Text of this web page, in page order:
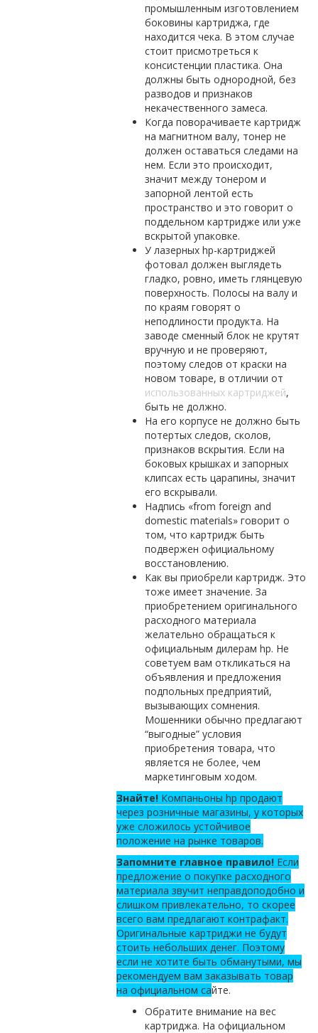
промышленным изготовлением
боковины картриджа, где
находится чека. В этом случае
стоит присмотреться к
консистенции пластика. Она
должны быть однородной, без
разводов и признаков
некачественного замеса.
Когда поворачиваете картридж
на магнитном валу, тонер не
должен оставаться следами на
нем. Если это происходит,
значит между тонером и
запорной лентой есть
пространство и это говорит о
поддельном картридже или уже
вскрытой упаковке.
У лазерных hp-картриджей
фотовал должен выглядеть
гладко, ровно, иметь глянцевую
поверхность. Полосы на валу и
по краям говорят о
неподлиности продукта. На
заводе сменный блок не крутят
вручную и не проверяют,
поэтому следов от краски на
новом товаре, в отличии от
использованных картриджей,
быть не должно.
На его корпусе не должно быть
потертых следов, сколов,
признаков вскрытия. Если на
боковых крышках и запорных
клипсах есть царапины, значит
его вскрывали.
Надпись «from foreign and
domestic materials» говорит о
том, что картридж быть
подвержен официальному
восстановлению.
Как вы приобрели картридж. Это
тоже имеет значение. За
приобретением оригинального
расходного материала
желательно обращаться к
официальным дилерам hp. Не
советуем вам откликаться на
объявления и предложения
подпольных предприятий,
вызывающих сомнения.
Мошенники обычно предлагают
“выгодные” условия
приобретения товара, что
является не более, чем
маркетинговым ходом.
Знайте! Компаньоны hp продают
через розничные магазины, у которых
уже сложилось устойчивое
положение на рынке товаров.
Запомните главное правило! Если
предложение о покупке расходного
материала звучит неправдоподобно и
слишком привлекательно, то скорее
всего вам предлагают контрафакт.
Оригинальные картриджи не будут
стоить небольших денег. Поэтому
если не хотите быть обманутыми, мы
рекомендуем вам заказывать товар
на официальном сайте.
Обратите внимание на вес
картриджа. На официальном